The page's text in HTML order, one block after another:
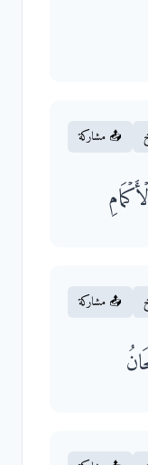
📤 مشاركة
📤 مشاركة